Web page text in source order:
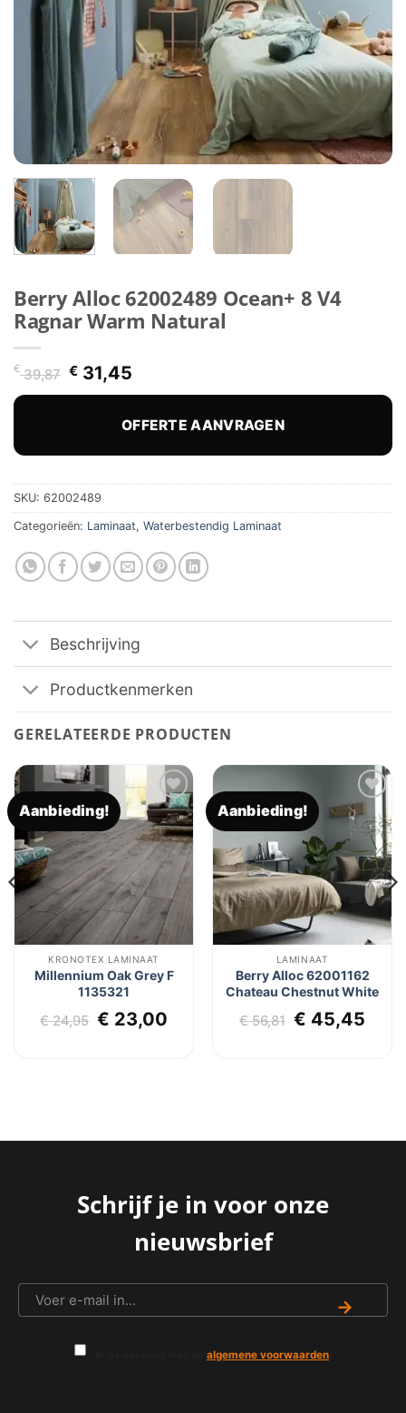
Berry Alloc 62002489 Ocean+ 8 V4
Ragnar Warm Natural
€39,87 Oorspronkelijke
prijs
€ 39,87.
€31,45Huidige
prijs
€ 31,45.
OFFERTE AANVRAGEN
SKU: 62002489
Categorieën: Laminaat, Waterbestendig Laminaat
Beschrijving
Productkenmerken
GERELATEERDE PRODUCTEN
Aanbieding!
Toevoegen
aan
verlanglijst
KRONOTEX LAMINAAT
Millennium Oak Grey F
1135321
€24,95 Oorspronkelijke
€ 23,00Huidige
Aanbieding!
Toevoegen
aan
verlanglijst
LAMINAAT
Berry Alloc 62001162
Chateau Chestnut White
€56,81 € 45,45
Schrijf je in voor onze
nieuwsbrief
→
algemene voorwaarden